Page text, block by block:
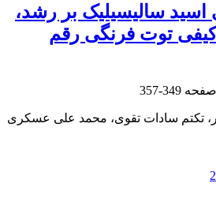
اسید سالیسیلیک بر رشد،
توت فرنگی رقم
349-357
تکتم سادات تقوی، محمد علی عسکری